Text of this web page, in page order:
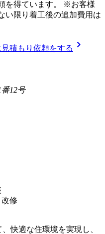
を得ています。 ※お客様
い限り着工後の追加費用は
積もり依頼をする chevron_right
12号
修
快適な住環境を実現し、